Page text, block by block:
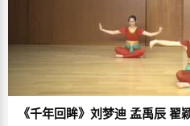
《千年回眸》刘梦迪 孟禹辰 翟